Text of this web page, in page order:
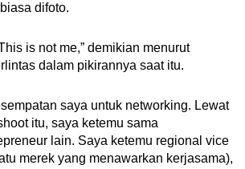
difoto.
is not me,” demikian menurut
dalam pikirannya saat itu.
saya untuk networking. Lewat
itu, saya ketemu sama
lain. Saya ketemu regional vice
merek yang menawarkan kerjasama),